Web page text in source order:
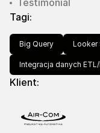
Testimonial
Tagi:
Big Query Looker
Integracja danych ETL/
Klient: